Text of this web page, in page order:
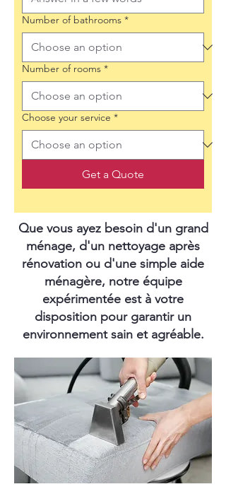
Number of bathrooms *
Number of rooms *
Choose your service *
Get a Quote
Que vous ayez besoin d'un grand
ménage, d'un nettoyage après
rénovation ou d'une simple aide
ménagère, notre équipe
expérimentée est à votre
disposition pour garantir un
environnement sain et agréable.